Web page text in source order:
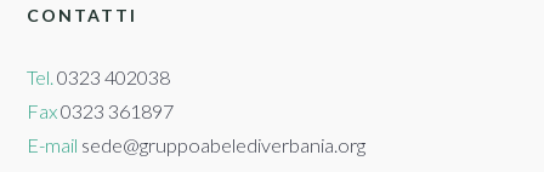
CONTATTI
Tel.0323 402038
Fax0323 361897
E-mail sede@gruppoabelediverbania.org